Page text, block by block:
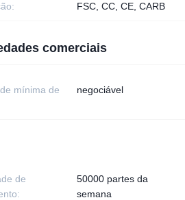
FSC, CC, CE, CARB
comerciais
mínima de
negociável
de
50000 partes da
semana